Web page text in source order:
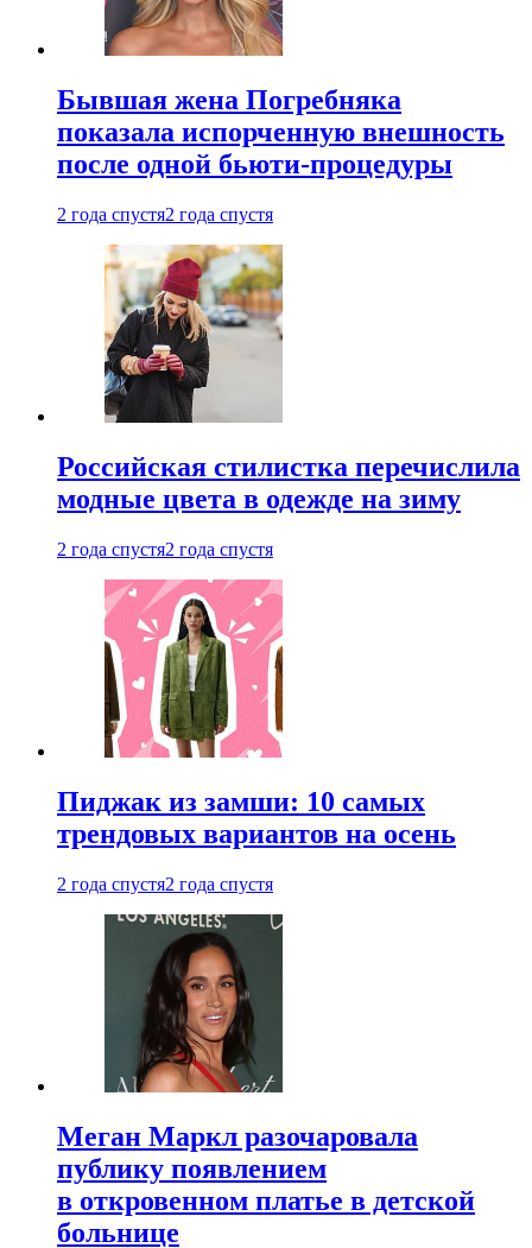
Бывшая жена Погребняка
показала испорченную внешность
после одной бьюти-процедуры
2 года спустя2 года спустя
Российская стилистка перечислила
модные цвета в одежде на зиму
2 года спустя2 года спустя
Пиджак из замши: 10 самых
трендовых вариантов на осень
2 года спустя2 года спустя
Меган Маркл разочаровала
публику появлением
в откровенном платье в детской
больнице